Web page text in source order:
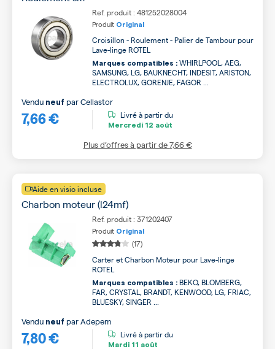
Ref. produit : 481252028004
Produit Original
Croisillon - Roulement - Palier de Tambour pour
Lave-linge ROTEL
Marques compatibles : WHIRLPOOL, AEG,
SAMSUNG, LG, BAUKNECHT, INDESIT, ARISTON,
ELECTROLUX, GORENJE, FAGOR ...
7,66 €
Vendu neuf parCellastor
Livré à partir du
Mercredi 12 août
Plus d’offres à partir de7,66 €
Aide en visio incluse
Charbon moteur (l24mf)
Ref. produit : 371202407
Produit Original
(17)
Carter et Charbon Moteur pour Lave-linge
ROTEL
Marques compatibles : BEKO, BLOMBERG,
FAR, CRYSTAL, BRANDT, KENWOOD, LG, FRIAC,
BLUESKY, SINGER ...
7,80 €
Vendu neuf parAdepem
Livré à partir du
Mardi 11 août